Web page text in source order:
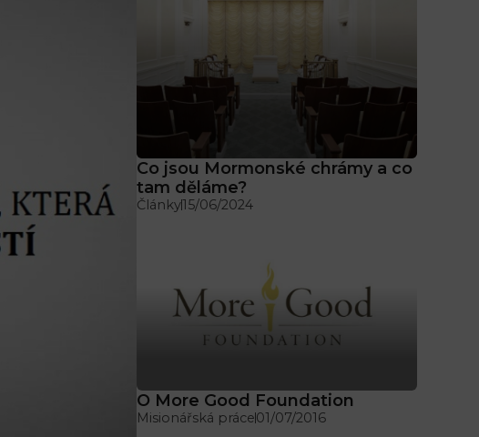
Co jsou Mormonské chrámy a co
tam děláme?
Články15/06/2024
O More Good Foundation
Misionářská práce01/07/2016